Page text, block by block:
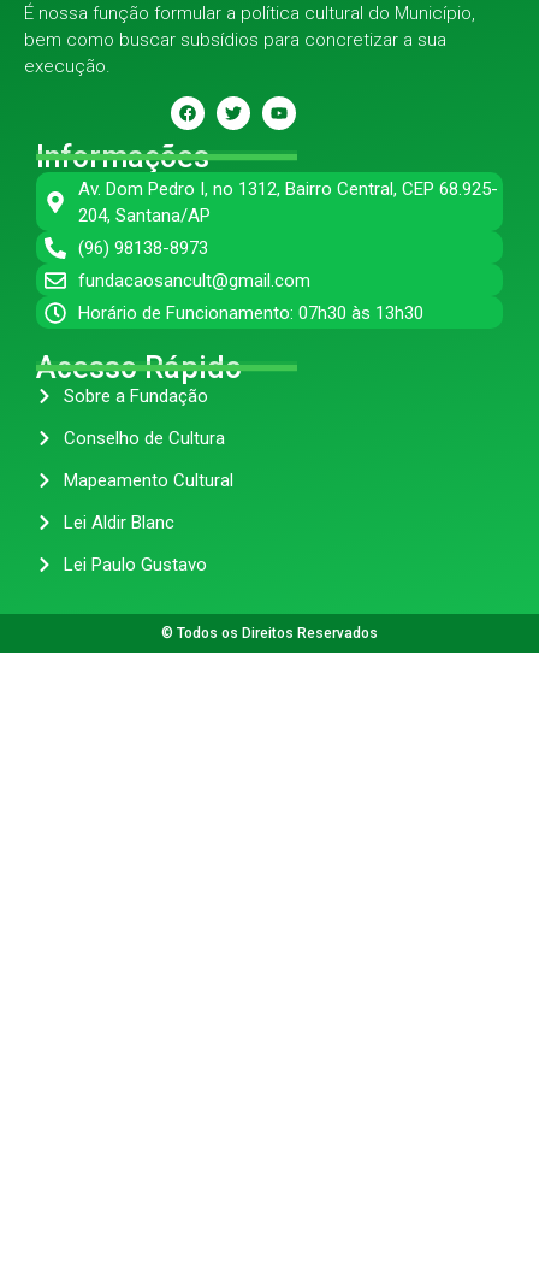
É nossa função formular a política cultural do Município,
bem como buscar subsídios para concretizar a sua
execução.
Informações
Av. Dom Pedro I, no 1312, Bairro Central, CEP 68.925-
204, Santana/AP
(96) 98138-8973
fundacaosancult@gmail.com
Horário de Funcionamento: 07h30 às 13h30
Acesso Rápido
Sobre a Fundação
Conselho de Cultura
Mapeamento Cultural
Lei Aldir Blanc
Lei Paulo Gustavo
© Todos os Direitos Reservados